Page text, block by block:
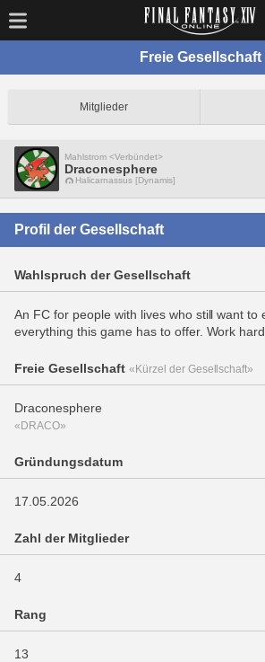
Freie Gesellschaft
Mitglieder
Mahlstrom <Verbündet>
Draconesphere
Halicarnassus [Dynamis]
Profil der Gesellschaft
Wahlspruch der Gesellschaft
An FC for people with lives who still want to
everything this game has to offer. Work
Freie Gesellschaft «Kürzel der Gesellschaft»
Draconesphere
«DRACO»
Gründungsdatum
17.05.2026
Zahl der Mitglieder
4
Rang
13